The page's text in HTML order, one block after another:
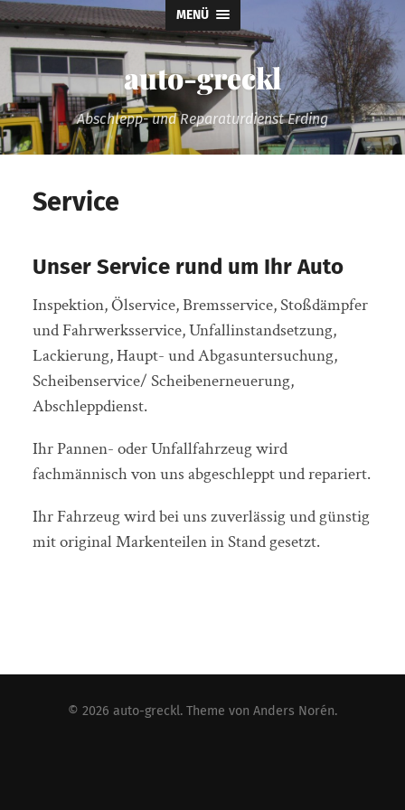
MENÜ
auto-greckl
Abschlepp- und Reparaturdienst Erding
Service
Unser Service rund um Ihr Auto
Inspektion, Ölservice, Bremsservice, Stoßdämpfer
und Fahrwerksservice, Unfallinstandsetzung,
Lackierung, Haupt- und Abgasuntersuchung,
Scheibenservice/ Scheibenerneuerung,
Abschleppdienst.
Ihr Pannen- oder Unfallfahrzeug wird
fachmännisch von uns abgeschleppt und repariert.
Ihr Fahrzeug wird bei uns zuverlässig und günstig
mit original Markenteilen in Stand gesetzt.
© 2026 auto-greckl. Theme von Anders Norén.